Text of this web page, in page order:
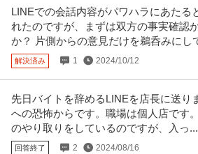
LINEでの会話内容がパワハラにあたる
れたのですが、まずは双方の事実確認
か？ 片側からの意見だけを鵜呑みにし
解決済み 1 2024/10/12
先日バイトを辞めるLINEを店長に送り
への恐怖からです。職場は個人店です
のやり取りをしているのですが、入っ...
回答終了 2 2024/08/16